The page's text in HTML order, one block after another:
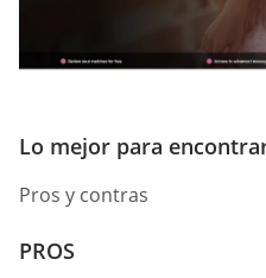
Lo mejor para
Pros y contras
PROS